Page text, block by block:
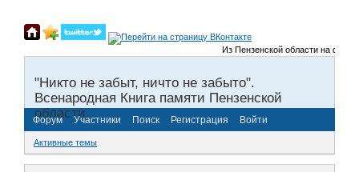
Из Пензенской области на
"Никто не забыт, ничто не забыто".
Всенародная Книга памяти Пензенской
области.
Форум Участники Поиск Регистрация Войти
Активные темы